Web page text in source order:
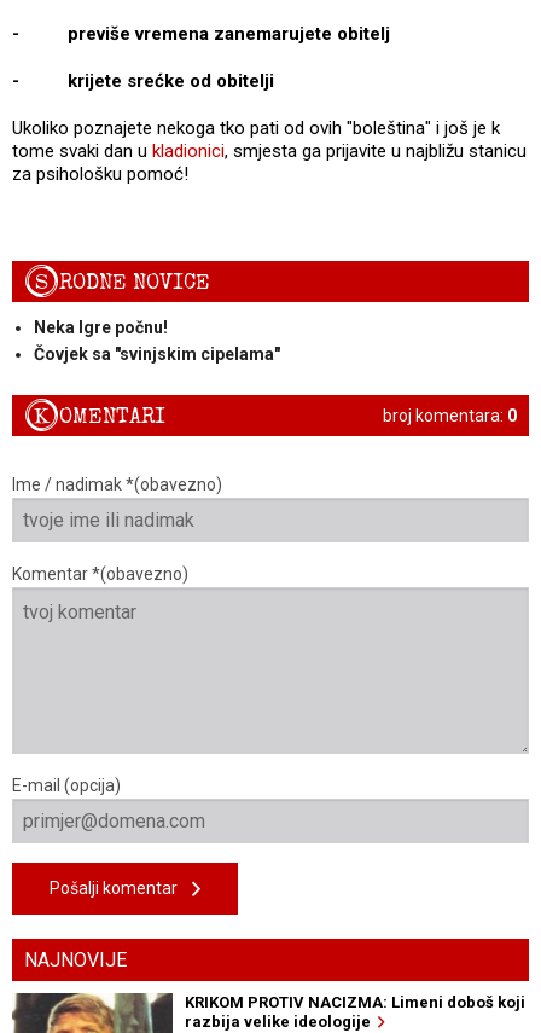
- previše vremena zanemarujete obitelj
- krijete srećke od obitelji
Ukoliko poznajete nekoga tko pati od ovih "boleština" i još je k
tome svaki dan u kladionici, smjesta ga prijavite u najbližu stanicu
za psihološku pomoć!
SRODNE NOVICE
Neka Igre počnu!
Čovjek sa "svinjskim cipelama"
broj komentara: 0
KOMENTARI
Ime / nadimak *(obavezno)
Komentar *(obavezno)
E-mail (opcija)
Pošalji komentar
NAJNOVIJE
KRIKOM PROTIV NACIZMA: Limeni doboš koji
razbija velike ideologije